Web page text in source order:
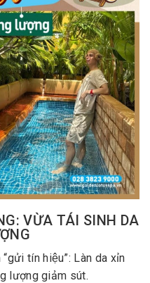
VỪA TÁI SINH DA
tín hiệu”: Làn da xỉn
lượng giảm sút.